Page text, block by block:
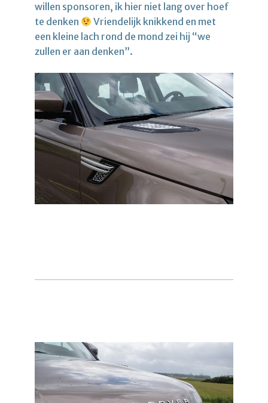
willen sponsoren, ik hier niet lang over hoef
te denken
Vriendelijk knikkend en met
een kleine lach rond de mond zei hij “we
zullen er aan denken”.